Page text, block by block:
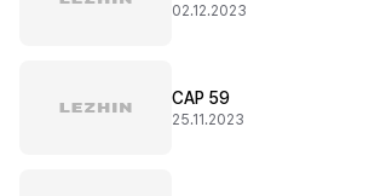
02.12.2023
CAP 59
25.11.2023